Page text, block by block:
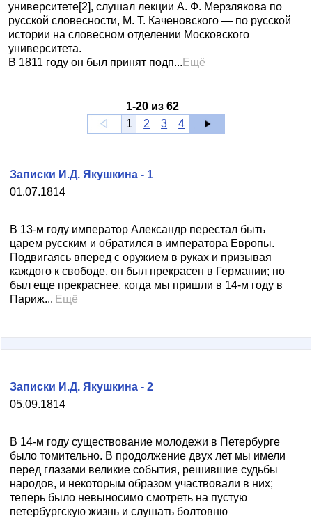
университете[2], слушал лекции А. Ф. Мерзлякова по
русской словесности, М. Т. Каченовского — по русской
истории на словесном отделении Московского
университета.
В 1811 году он был принят подп... Ещё
1-20из 62
1
2 3 4
01.07.1814
Записки И.Д. Якушкина - 1
В 13-м году император Александр перестал быть
царем русским и обратился в императора Европы.
Подвигаясь вперед с оружием в руках и призывая
каждого к свободе, он был прекрасен в Германии; но
был еще прекраснее, когда мы пришли в 14-м году в
Париж... Ещё
05.09.1814
Записки И.Д. Якушкина - 2
В 14-м году существование молодежи в Петербурге
было томительно. В продолжение двух лет мы имели
перед глазами великие события, решившие судьбы
народов, и некоторым образом участвовали в них;
теперь было невыносимо смотреть на пустую
петербургскую жизнь и слушать болтовню